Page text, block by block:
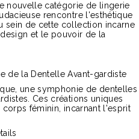
nouvelle catégorie de lingerie
rencontre l'esthétique
sein de cette collection incarne
et le pouvoir de la
de la Dentelle Avant-gardiste
une symphonie de dentelles
Ces créations uniques
féminin, incarnant l'esprit